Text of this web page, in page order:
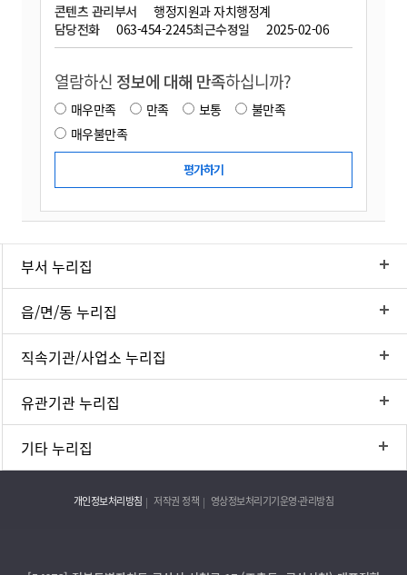
콘텐츠 관리부서
행정지원과 자치행정계
담당전화
063-454-2245최근수정일 2025-02-06
열람하신 정보에 대해 만족하십니까?
매우만족 만족 보통
불만족
매우불만족
부서 누리집
읍/면/동 누리집
직속기관/사업소 누리집
유관기관 누리집
기타 누리집
개인정보처리방침 저작권 정책 영상정보처리기기운영·관리방침